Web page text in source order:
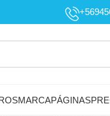
MARCAPÁGINAS